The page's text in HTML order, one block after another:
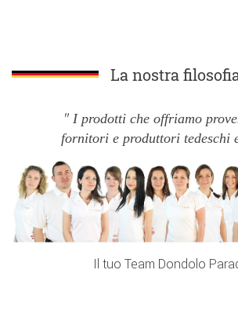
La nostra
I prodotti che offriamo
fornitori e produttori tedeschi
Il tuo Team Dondolo